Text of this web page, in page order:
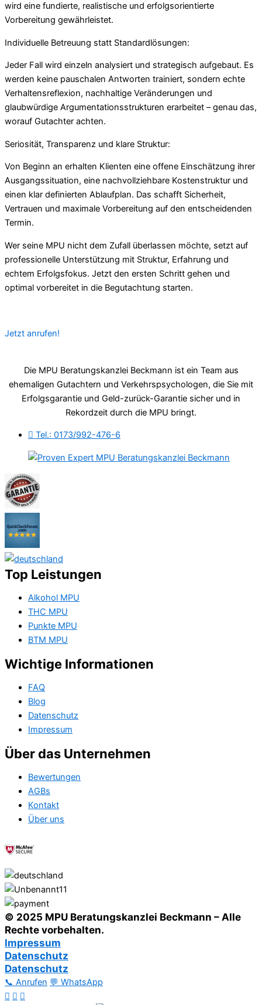
wird eine fundierte, realistische und erfolgsorientierte
Vorbereitung gewährleistet.
Individuelle Betreuung statt Standardlösungen:
Jeder Fall wird einzeln analysiert und strategisch aufgebaut. Es
werden keine pauschalen Antworten trainiert, sondern echte
Verhaltensreflexion, nachhaltige Veränderungen und
glaubwürdige Argumentationsstrukturen erarbeitet – genau das,
worauf Gutachter achten.
Seriosität, Transparenz und klare Struktur:
Von Beginn an erhalten Klienten eine offene Einschätzung ihrer
Ausgangssituation, eine nachvollziehbare Kostenstruktur und
einen klar definierten Ablaufplan. Das schafft Sicherheit,
Vertrauen und maximale Vorbereitung auf den entscheidenden
Termin.
Wer seine MPU nicht dem Zufall überlassen möchte, setzt auf
professionelle Unterstützung mit Struktur, Erfahrung und
echtem Erfolgsfokus. Jetzt den ersten Schritt gehen und
optimal vorbereitet in die Begutachtung starten.
Jetzt anrufen!
Die MPU Beratungskanzlei Beckmann ist ein Team aus
ehemaligen Gutachtern und Verkehrspsychologen, die Sie mit
Erfolgsgarantie und Geld-zurück-Garantie sicher und in
Rekordzeit durch die MPU bringt.
Tel.: 0173/992-476-6
Top Leistungen
Alkohol MPU
THC MPU
Punkte MPU
BTM MPU
Wichtige Informationen
FAQ
Blog
Datenschutz
Impressum
Über das Unternehmen
Bewertungen
AGBs
Kontakt
Über uns
© 2025 MPU Beratungskanzlei Beckmann – Alle
Rechte vorbehalten.
Impressum
Datenschutz
Datenschutz
📞 Anrufen 💬 WhatsApp